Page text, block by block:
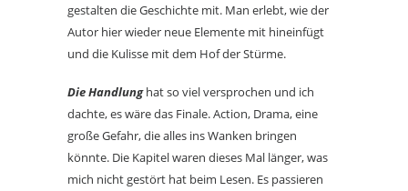
gestalten die Geschichte mit. Man erlebt, wie der
Autor hier wieder neue Elemente mit hineinfügt
und die Kulisse mit dem Hof der Stürme.
Die Handlung hat so viel versprochen und ich
dachte, es wäre das Finale. Action, Drama, eine
große Gefahr, die alles ins Wanken bringen
könnte. Die Kapitel waren dieses Mal länger, was
mich nicht gestört hat beim Lesen. Es passieren